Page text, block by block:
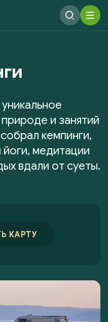
и занятий
кемпинги,
медитации
вдали от суеты.
КАРТУ